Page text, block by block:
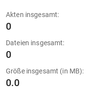
Akten insgesamt:
0
Dateien insgesamt:
0
Größe insgesamt (in MB):
0.0